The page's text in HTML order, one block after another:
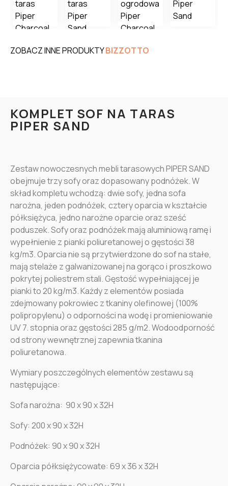
ZOBACZ INNE PRODUKTYBIZZOTTO
KOMPLET SOF NA TARAS
PIPER SAND
Zestaw nowoczesnych mebli tarasowych PIPER SAND
obejmuje trzy sofy oraz dopasowany podnóżek. W
skład kompletu wchodzą: dwie sofy, jedna sofa
narożna, jeden podnóżek, cztery oparcia w kształcie
półksiężyca, jedno narożne oparcie oraz sześć
poduszek. Sofy oraz podnóżek mają aluminiową ramę i
wypełnienie z pianki poliuretanowej o gęstości 38
kg/m3. Oparcia nie są przytwierdzone do sof na stałe,
mają stelaże z galwanizowanej na gorąco i proszkowo
pokrytej poliestrem stali. Gęstość wypełniającej je
pianki to 20 kg/m3. Każdy z elementów posiada
zdejmowany pokrowiec z tkaniny olefinowej (100%
polipropylenu) o odporności na wodę i promieniowanie
UV 7. stopnia oraz gęstości 285 g/m2. Wodoodporność
od strony wewnętrznej zapewnia tkanina
poliuretanowa.
Wymiary poszczególnych elementów zestawu są
następujące:
Sofa narożna: 90 x 90 x 32H
Sofy: 200 x 90 x 32H
Podnóżek: 90 x 90 x 32H
Oparcia półksiężycowate: 69 x 36 x 32H